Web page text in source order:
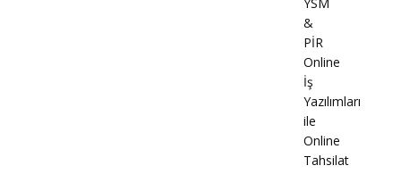
&
PİR
Online
İş
Yazılımları
ile
Online
Tahsilat